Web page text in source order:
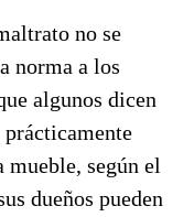
no se
norma a los
algunos dicen
según el
dueños pueden